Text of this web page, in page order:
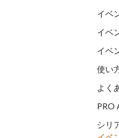
イベ
イベ
イベ
使い
よく
PRO
シリ